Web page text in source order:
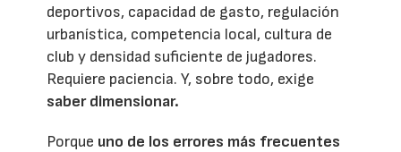
deportivos, capacidad de gasto, regulación
urbanística, competencia local, cultura de
club y densidad suficiente de jugadores.
Requiere paciencia. Y, sobre todo, exige
saber dimensionar.
Porque uno de los errores más frecuentes